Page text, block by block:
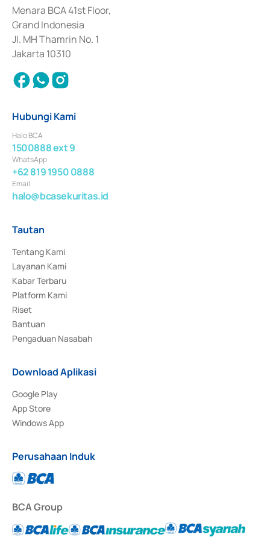
Penerbitan, Transaksi, serta Penatausahaan dan Penyelesaian Transaksi
Surat Berharga Komersial yang izinnya diterbitkan pada tahun 2018.
Menara BCA 41st Floor,
Grand Indonesia
Jl. MH Thamrin No. 1
Jakarta 10310
Hubungi Kami
Halo BCA
1500888 ext 9
WhatsApp
+62 819 1950 0888
Email
halo@bcasekuritas.id
Tautan
Tentang Kami
Layanan Kami
Kabar Terbaru
Platform Kami
Riset
Bantuan
Pengaduan Nasabah
Download Aplikasi
Google Play
App Store
Windows App
Perusahaan Induk
BCA Group